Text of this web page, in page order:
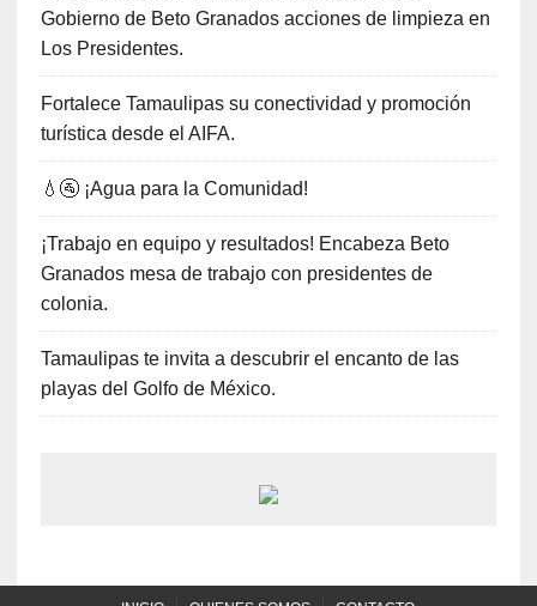
Gobierno de Beto Granados acciones de limpieza en
Los Presidentes.
Fortalece Tamaulipas su conectividad y promoción
turística desde el AIFA.
💧🚰 ¡Agua para la Comunidad!
¡Trabajo en equipo y resultados! Encabeza Beto
Granados mesa de trabajo con presidentes de
colonia.
Tamaulipas te invita a descubrir el encanto de las
playas del Golfo de México.